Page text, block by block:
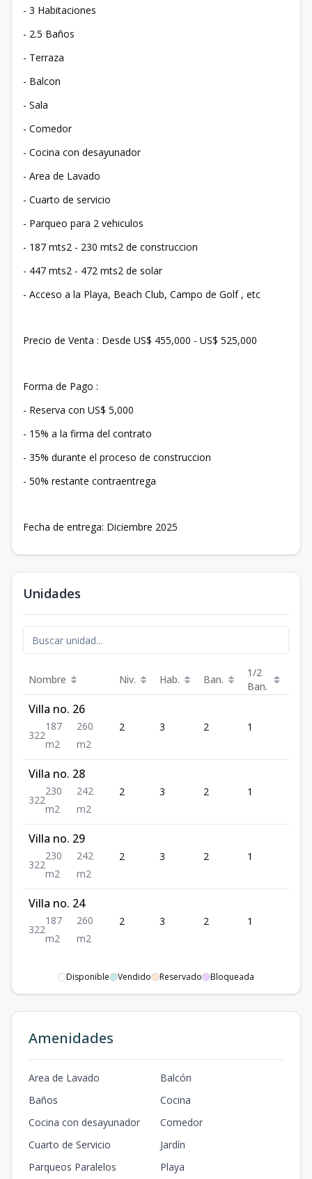
- 3 Habitaciones
- 2.5 Baños
- Terraza
- Balcon
- Sala
- Comedor
- Cocina con desayunador
- Area de Lavado
- Cuarto de servicio
- Parqueo para 2 vehiculos
- 187 mts2 - 230 mts2 de construccion
- 447 mts2 - 472 mts2 de solar
- Acceso a la Playa, Beach Club, Campo de Golf , etc
Precio de Venta : Desde US$ 455,000 - US$ 525,000
Forma de Pago :
- Reserva con US$ 5,000
- 15% a la firma del contrato
- 35% durante el proceso de construccion
- 50% restante contraentrega
Fecha de entrega: Diciembre 2025
Unidades
Nombre Niv. Hab. Ban.
1/2
Ban.
Villa no. 26
322
187
m2
260
m2
2 3 2 1
Villa no. 28
322
230
m2
242
m2
2 3 2 1
Villa no. 29
322
230
m2
242
m2
2 3 2 1
Villa no. 24
322
187
m2
260
m2
2 3 2 1
Disponible Vendido Reservado Bloqueada
Amenidades
Area de Lavado
Balcón
Baños
Cocina
Cocina con desayunador
Comedor
Cuarto de Servicio
Jardín
Parqueos Paralelos
Playa